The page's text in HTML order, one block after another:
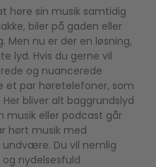
høre sin musik samtidig
biler på gaden eller
Men nu er der en løsning,
lyd. Hvis du gerne vil
og nuancerede
et par høretelefoner, som
bliver alt baggrundslyd
musik eller podcast går
hørt musik med
Du vil nemlig
nydelsesfuld